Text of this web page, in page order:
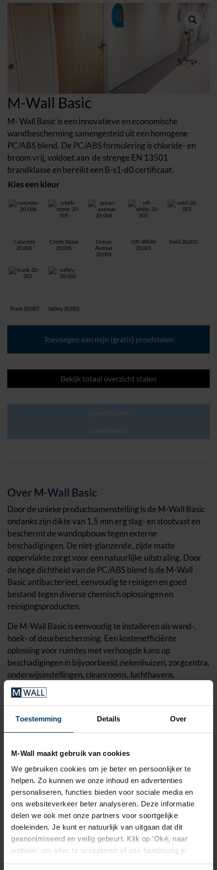
Toestemming Details Over
M-Wall maakt gebruik van cookies
We gebruiken cookies om je beter en persoonlijker te
helpen. Zo kunnen we onze inhoud en advertenties
personaliseren, functies bieden voor sociale media en
ons websiteverkeer beter analyseren. Deze informatie
delen we ook met onze partners voor soortgelijke
doeleinden. Je kunt er natuurlijk van uitgaan dat dit
geanonimiseerd en veilig gebeurt. Klik op 'Oké, naar
website' om alles te accepteren of pas handmatig je
voorkeuren aan.
M-Wall Basic
M- Wall Basic is een innovatieve en economische
wandbescherming samengesteld uit een homogene
PC/ABS blend. De PC/ABS formulering is chloride- en
broom vrij, voldoet aan de strenge EN 13501
brandklasse en bereikt een B-s1-d0 certificaat.
Kies een kleur
Concrete
20.006
Creek Stone
20.005
Ocean
Avenue
20.004
Off-White
20.001
Swirl 20.003
Trunk 20.007 Valley 20.002
M-
Toevoegen aan mijn (gratis) proefstalen
Bekijk totaal overzicht stalen
Over M-Wall Basic
Door de unieke productsamenstelling is de M-Wall Basic
ondanks zijn dikte van 1,5 mm erg slag- en stootvast en
beschermt de wandopbouw tegen externe
beschadigingen. De niet-glanzende, zijde matte
oppervlakte zorgt voor een natuurlijke uitstraling. Door
de hoge dichtheid van de PC/ABS blend is de M-Wall
Basic antibacterieel, eenvoudig te reinigen en goed
bestand tegen diverse chemisch oplossingen en
reinigingsproducten.
De M-Wall Basic is eenvoudig te installeren als wand-,
hoek- of deurbescherming. Een kostenefficiënte
oplossing voor ruimtes met verhoogde kans op
beschadigingen in bijvoorbeeld ziekenhuizen, zorgcentra,
onderwijsinstellingen,cleanrooms, luchthavens,
distributiecentra
Voordelen van M-Wall Basic
Hoogste brandcertificering B-s1,d0
Homogene PC/ABS blend
Geen storende kras- en stootschade meer
Thermisch buigen van hoeken en kolommen
mogelijk
Niet glanzend door de fijne oppervlaktestructuur
Eenvoudig te reinigen
Hoge chemische bestendigheid
Levering met installatie mogelijk